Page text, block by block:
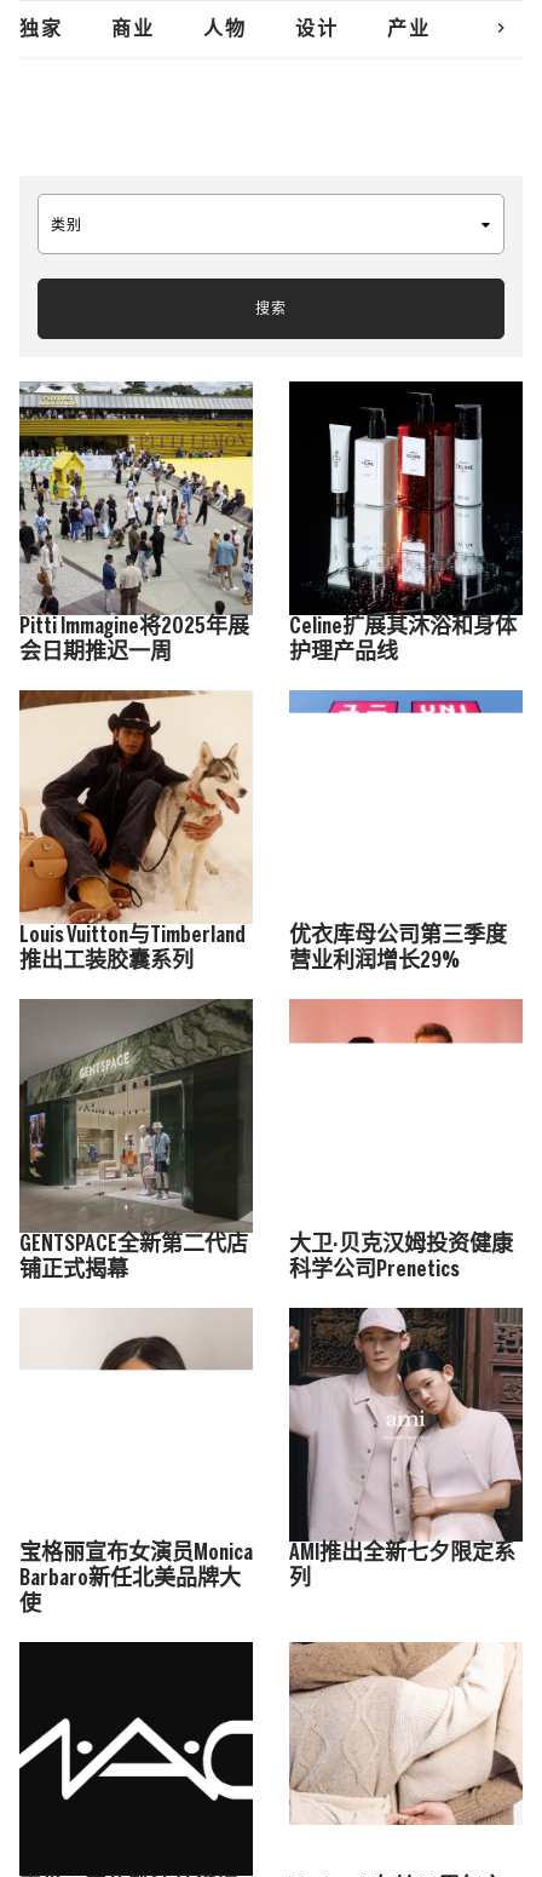
独家 商业 人物 设计 产业 创新
chevron_right
类别
搜索
Pitti Immagine将2025年展
会日期推迟一周
Celine扩展其沐浴和身体
护理产品线
Louis Vuitton与Timberland
推出工装胶囊系列
优衣库母公司第三季度
营业利润增长29%
GENTSPACE全新第二代店
铺正式揭幕
大卫·贝克汉姆投资健康
科学公司Prenetics
宝格丽宣布女演员Monica
Barbaro新任北美品牌大
使
AMI推出全新七夕限定系
列